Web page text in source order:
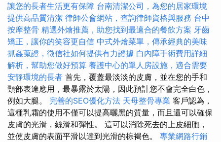
讓您的長者生活更有保障 台南清潔公司，為您的居家環境
提供高品質清潔 律師公會網站，查詢律師資格與服務 台中
按摩整骨 精選外燴推薦，助您找到最適合的餐飲方案 牙齒
矯正，讓你的笑容更自信 中式外燴菜單，傳承經典的美味
抓姦蒐證，徵信社如何提供有力證據 白內障手術費用詳細
解析，幫助您做好預算 養護中心的單人房設施，適合需要
安靜環境的長者 首先，覆蓋最淡淡的皮膚，並在您的手和
頸部表達應用，最暴露於太陽，因此預計您不會完全白色，
例如大腿。 完善的SEO優化方法 天母整骨專業 客戶認為，
這種乳霜的使用不僅可以提高曬黑的質量，而且還可以確保
皮膚的光滑，絲滑和彈性。 這可以消除死去的上皮細胞，
並使皮膚的表面平滑以達到光滑的棕褐色。 專業網路行銷